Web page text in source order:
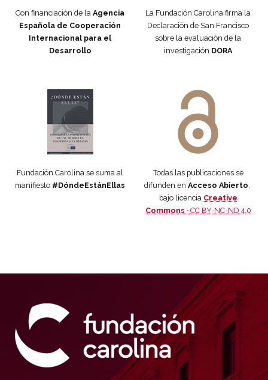
Con financiación de la Agencia
Española de Cooperación
Internacional para el
Desarrollo
La Fundación Carolina firma la
Declaración de San Francisco
sobre la evaluación de la
investigación DORA
Fundación Carolina se suma al
manifiesto #DóndeEstánEllas
Todas las publicaciones se
difunden en Acceso Abierto,
bajo licencia Creative
Commons · CC BY-NC-ND 4.0